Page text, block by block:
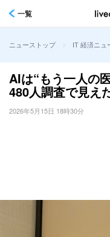
一覧
ニューストップ > IT 経済ニュ
AIは“もう一人の
480人調査で見え
2026年5月15日 18時30分